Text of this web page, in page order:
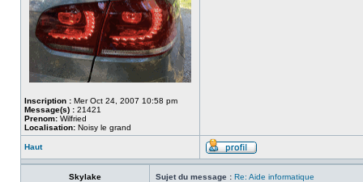
Inscription : Mer Oct 24, 2007 10:58 pm
Message(s) : 21421
Prenom: Wilfried
Localisation: Noisy le grand
Haut
Skylake Sujet du message : Re: Aide informatique